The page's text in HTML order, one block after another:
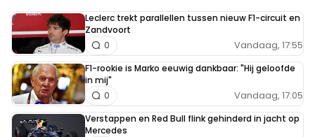
Leclerc trekt parallellen tussen nieuw F1-circuit en
Zandvoort
Vandaag, 17:55
0
F1-rookie is Marko eeuwig dankbaar: "Hij geloofde
in mij"
Vandaag, 17:05
0
Verstappen en Red Bull flink gehinderd in jacht op
Mercedes